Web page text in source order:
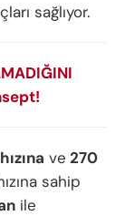
sağlıyor.
ve 270
sahip
ile